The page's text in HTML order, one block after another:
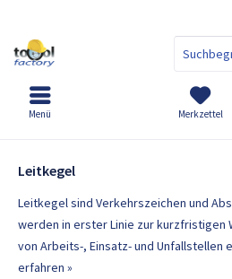
Merkzettel
Menü
Leitkegel
Leitkegel sind Verkehrszeichen und
werden in erster Linie zur kurzfristigen
von Arbeits-, Einsatz- und Unfallstellen
erfahren »